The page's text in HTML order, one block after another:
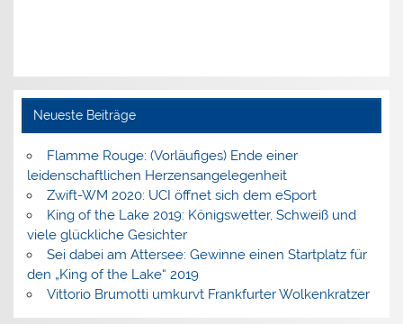
Neueste Beiträge
Flamme Rouge: (Vorläufiges) Ende einer
leidenschaftlichen Herzensangelegenheit
Zwift-WM 2020: UCI öffnet sich dem eSport
King of the Lake 2019: Königswetter, Schweiß und
viele glückliche Gesichter
Sei dabei am Attersee: Gewinne einen Startplatz für
den „King of the Lake“ 2019
Vittorio Brumotti umkurvt Frankfurter Wolkenkratzer